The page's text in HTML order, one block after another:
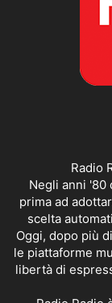
Radio
Negli anni '80
prima ad
scelta
Oggi, dopo più
le piattaforme
libertà di